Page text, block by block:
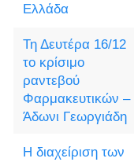
Ελλάδα
Τη Δευτέρα 16/12
το κρίσιμο
ραντεβού
Φαρμακευτικών –
Άδωνι Γεωργιάδη
Η διαχείριση των